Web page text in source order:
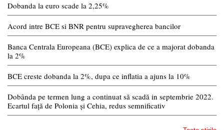
Dobanda la euro scade la 2,25%
Acord intre BCE si BNR pentru supravegherea bancilor
Banca Centrala Europeana (BCE) explica de ce a majorat dobanda
la 2%
BCE creste dobanda la 2%, dupa ce inflatia a ajuns la 10%
Dobânda pe termen lung a continuat să scadă in septembrie 2022.
Ecartul față de Polonia și Cehia, redus semnificativ